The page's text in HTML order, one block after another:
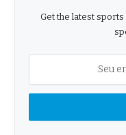
Get the latest